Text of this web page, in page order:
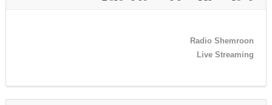
Radio Shemroon
Live Streaming